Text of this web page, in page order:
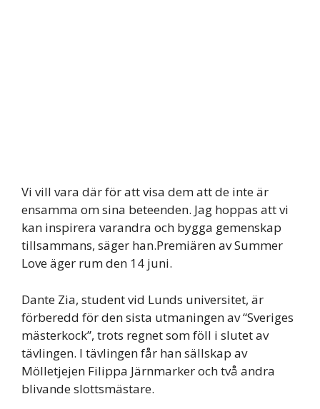
Vi vill vara där för att visa dem att de inte är
ensamma om sina beteenden. Jag hoppas att vi
kan inspirera varandra och bygga gemenskap
tillsammans, säger han.Premiären av Summer
Love äger rum den 14 juni.
Dante Zia, student vid Lunds universitet, är
förberedd för den sista utmaningen av “Sveriges
mästerkock”, trots regnet som föll i slutet av
tävlingen. I tävlingen får han sällskap av
Mölletjejen Filippa Järnmarker och två andra
blivande slottsmästare.